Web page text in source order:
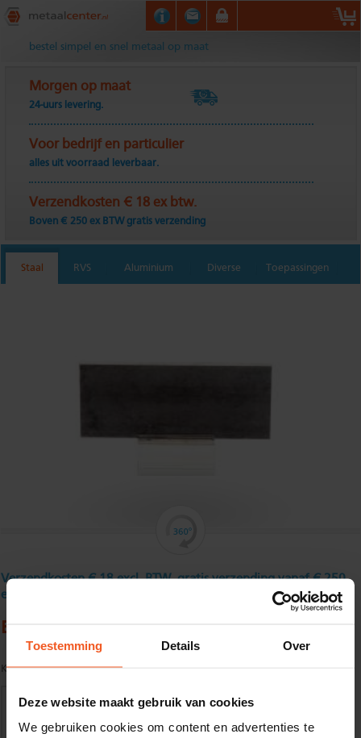
Toestemming Details Over
Deze website maakt gebruik van cookies
We gebruiken cookies om content en advertenties te
Metaalcenter.nl
bestel simpel en snel metaal op maat
Morgen op maat
24-uurs levering.
Voor bedrijf en particulier
alles uit voorraad leverbaar.
Verzendkosten € 18 ex btw.
Boven € 250 ex BTW gratis verzending
Staal RVS Aluminium Diverse Toepassingen
Verzendkosten € 18 excl. BTW, gratis verzending vanaf € 250
excl. BTW
Blank platstaal 100 x 10 mm
Kwaliteit: S235JRG2C+C tol. vlgs. DIN 671/ EN 10278